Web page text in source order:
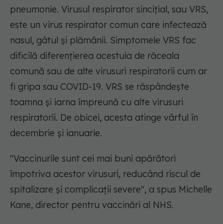
pneumonie. Virusul respirator sincițial, sau VRS,
este un virus respirator comun care infectează
nasul, gâtul și plămânii. Simptomele VRS fac
dificilă diferențierea acestuia de răceala
comună sau de alte virusuri respiratorii cum ar
fi gripa sau COVID-19. VRS se răspândește
toamna și iarna împreună cu alte virusuri
respiratorii. De obicei, acesta atinge vârful în
decembrie și ianuarie.
"Vaccinurile sunt cei mai buni apărători
împotriva acestor virusuri, reducând riscul de
spitalizare și complicații severe", a spus Michelle
Kane, director pentru vaccinări al NHS.